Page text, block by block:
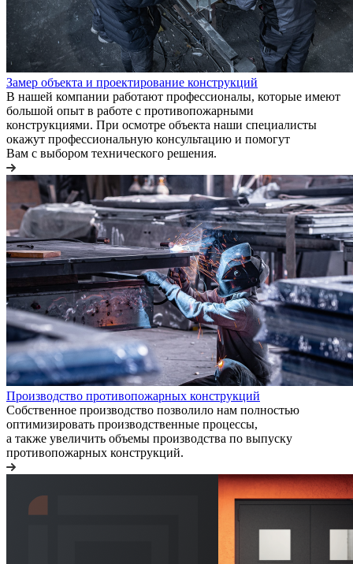
Замер объекта и проектирование конструкций
В нашей компании работают профессионалы, которые имеют
большой опыт в работе с противопожарными
конструкциями. При осмотре объекта наши специалисты
окажут профессиональную консультацию и помогут
Вам с выбором технического решения.
Производство противопожарных конструкций
Собственное производство позволило нам полностью
оптимизировать производственные процессы,
а также увеличить объемы производства по выпуску
противопожарных конструкций.